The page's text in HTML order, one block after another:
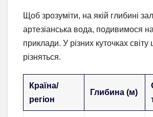
Щоб зрозуміти, на якій глибині
артезіанська вода, подивимося
приклади. У різних куточках
різняться.
Країна/
регіон
Глибина (м)